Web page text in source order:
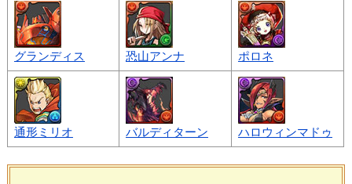
グランディス 恐山アンナ ポロネ
通形ミリオ バルディターン ハロウィンマドゥ